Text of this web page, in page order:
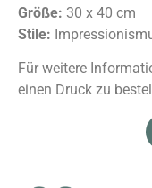
Größe: 30 x 40 cm
Stile:
Für weitere
einen Druck zu